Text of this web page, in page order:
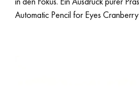
Automatic Pencil for Eyes